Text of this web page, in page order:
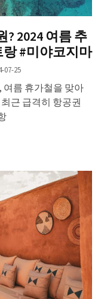
2024 여름 추
#미야코지마
07-25
여름 휴가철을 맞아
근 급격히 항공권